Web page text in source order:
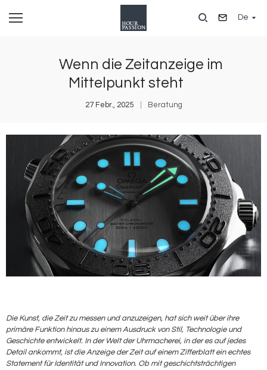
zum
De
Wenn die Zeitanzeige im
Mittelpunkt steht
27 Febr., 2025 Beratung
Die Kunst, die Zeit zu messen und anzuzeigen, hat sich weit über ihre
primäre Funktion hinaus zu einem Ausdruck von Stil, Technologie und
Geschichte entwickelt. In der Welt der Uhrmacherei, in der es auf jedes
Detail ankommt, ist die Anzeige der Zeit auf einem Zifferblatt ein echtes
Statement für Identität und Innovation. Ob mit geschichtsträchtigen